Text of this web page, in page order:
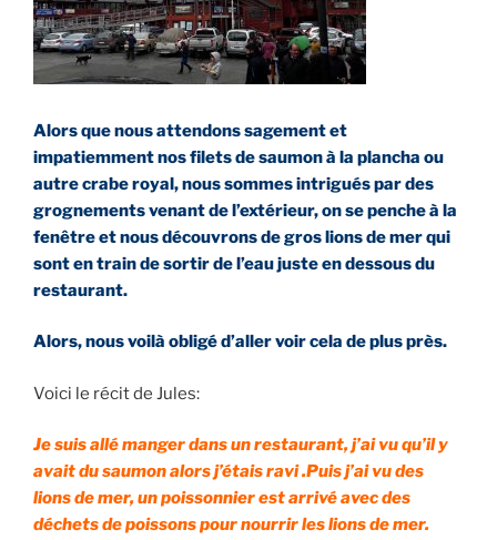
Alors que nous attendons sagement et
impatiemment nos filets de saumon à la plancha ou
autre crabe royal, nous sommes intrigués par des
grognements venant de l’extérieur, on se penche à la
fenêtre et nous découvrons de gros lions de mer qui
sont en train de sortir de l’eau juste en dessous du
restaurant.
Alors, nous voilà obligé d’aller voir cela de plus près.
Voici le récit de Jules:
Je suis allé manger dans un restaurant, j’ai vu qu’il y
avait du saumon alors j’étais ravi .Puis j’ai vu des
lions de mer, un poissonnier est arrivé avec des
déchets de poissons pour nourrir les lions de mer.